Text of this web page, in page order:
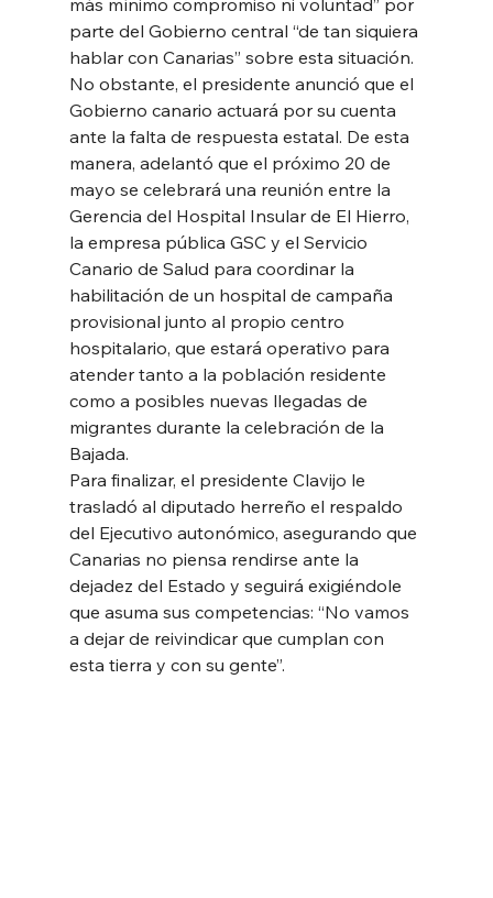
parte del Gobierno central “de tan siquiera
hablar con Canarias” sobre esta situación.
No obstante, el presidente anunció que el
Gobierno canario actuará por su cuenta
ante la falta de respuesta estatal. De esta
manera, adelantó que el próximo 20 de
mayo se celebrará una reunión entre la
Gerencia del Hospital Insular de El Hierro,
la empresa pública GSC y el Servicio
Canario de Salud para coordinar la
habilitación de un hospital de campaña
provisional junto al propio centro
hospitalario, que estará operativo para
atender tanto a la población residente
como a posibles nuevas llegadas de
migrantes durante la celebración de la
Bajada.
Para finalizar, el presidente Clavijo le
trasladó al diputado herreño el respaldo
del Ejecutivo autonómico, asegurando que
Canarias no piensa rendirse ante la
dejadez del Estado y seguirá exigiéndole
que asuma sus competencias: “No vamos
a dejar de reivindicar que cumplan con
esta tierra y con su gente”.